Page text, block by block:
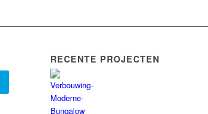
RECENTE PROJECTEN